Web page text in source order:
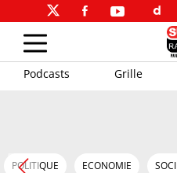
Podcasts Grille
POLITIQUE ECONOMIE